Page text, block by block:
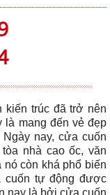
kiến trúc đã trở nên
là mang đến vẻ đẹp
nay, cửa cuốn
nhà cao ốc, văn
nó còn khá phổ biến
cuốn tự động được
nay là bởi cửa cuốn